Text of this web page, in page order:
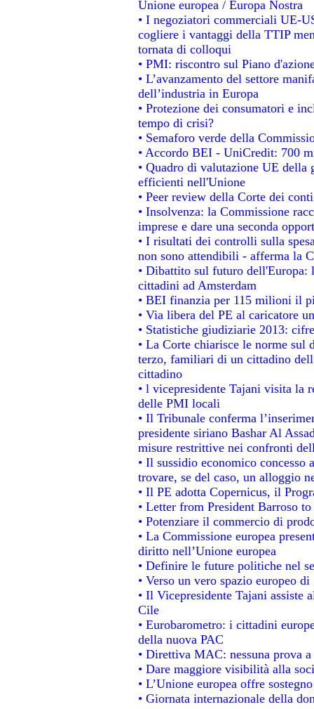
Unione europea / Europa Nostra
• I negoziatori commerciali UE-
cogliere i vantaggi della TTIP
tornata di colloqui
• PMI: riscontro sul Piano
• L’avanzamento del settore
dell’industria in Europa
• Protezione dei consumatori e
tempo di crisi?
• Semaforo verde della
• Accordo BEI - UniCredit: 700
• Quadro di valutazione UE
efficienti nell'Unione
• Peer review della Corte dei
• Insolvenza: la Commissione
imprese e dare una seconda
• I risultati dei controlli sulla
non sono attendibili - afferma la
• Dibattito sul futuro dell'Europa:
cittadini ad Amsterdam
• BEI finanzia per 115 milioni il
• Via libera del PE al caricatore
• Statistiche giudiziarie 2013:
• La Corte chiarisce le norme
terzo, familiari di un cittadino
cittadino
• l vicepresidente Tajani visita la
delle PMI locali
• Il Tribunale conferma
presidente siriano Bashar Al
misure restrittive nei confronti
• Il sussidio economico
trovare, se del caso, un alloggio
• Il PE adotta Copernicus, il
• Letter from President Barroso
• Potenziare il commercio di
• La Commissione europea
diritto nell’Unione europea
• Definire le future politiche nel
• Verso un vero spazio europeo
• Il Vicepresidente Tajani assiste
Cile
• Eurobarometro: i cittadini
della nuova PAC
• Direttiva MAC: nessuna prova
• Dare maggiore visibilità alla
• L’Unione europea offre
• Giornata internazionale della